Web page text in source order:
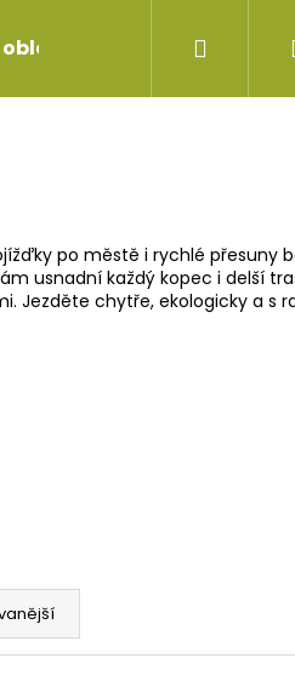
Servis
po městě i rychlé přesuny
usnadní každý kopec i delší
Jezděte chytře, ekologicky a s